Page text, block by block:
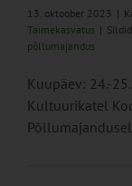
13. oktoober 2023 |
Taimekasvatus |
põllumajandus
Kuupäev: 24.-
Kultuurikatel